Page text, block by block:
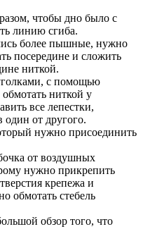
чтобы дно было с
линию сгиба.
более пышные, нужно
посередине и сложить
ниткой.
с помощью
ниткой у
все лепестки,
один от другого.
нужно присоединить
от воздушных
нужно прикрепить
крепежа и
обмотать стебель
обзор того, что